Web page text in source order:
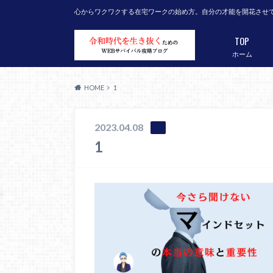
心からワクワクする在宅ワークの始め方。自分の才能を開花させ
ホーム
TOP
HOME 1
2023.04.08
1